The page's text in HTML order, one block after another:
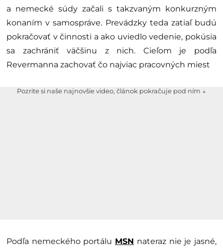
a nemecké súdy začali s takzvaným konkurzným
konaním v samospráve. Prevádzky teda zatiaľ budú
pokračovať v činnosti a ako uviedlo vedenie, pokúsia
sa zachrániť väčšinu z nich. Cieľom je podľa
Revermanna zachovať čo najviac pracovných miest
Pozrite si naše najnovšie video, článok pokračuje pod ním ↓
Podľa nemeckého portálu MSN nateraz nie je jasné,